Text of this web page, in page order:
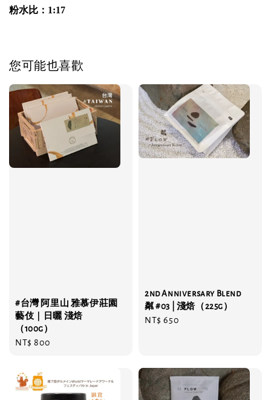
粉水比：1:17
您可能也喜歡
#台灣 阿里山 雅慕伊莊園
藝伎｜日曬 淺焙
（100g）
Regular
NT$ 800
2nd Anniversary Blend
粼 #03 | 淺焙（225g）
Regular
NT$ 650